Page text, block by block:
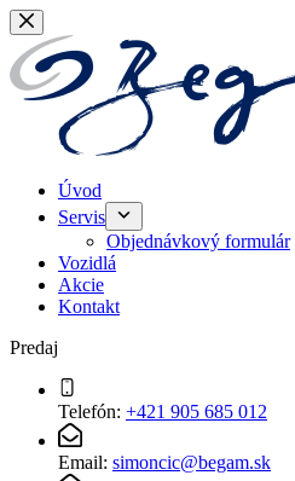
Skip
to
content
Úvod
Servis
Objednávkový formulár
Vozidlá
Akcie
Kontakt
Predaj
Telefón: +421 905 685 012
Email: simoncic@begam.sk